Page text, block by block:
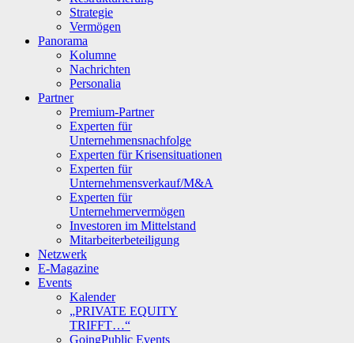
Strategie
Vermögen
Panorama
Kolumne
Nachrichten
Personalia
Partner
Premium-Partner
Experten für
Unternehmensnachfolge
Experten für Krisensituationen
Experten für
Unternehmensverkauf/M&A
Experten für
Unternehmervermögen
Investoren im Mittelstand
Mitarbeiterbeteiligung
Netzwerk
E-Magazine
Events
Kalender
„PRIVATE EQUITY
TRIFFT…“
GoingPublic Events